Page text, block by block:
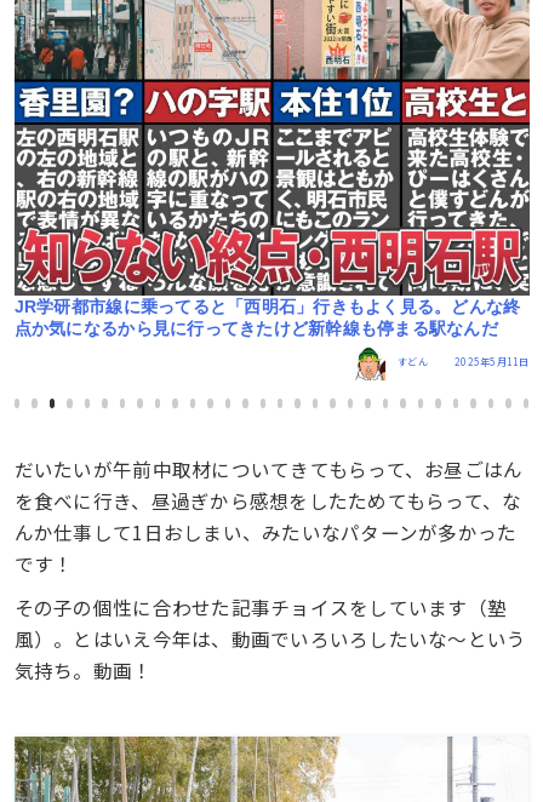
JR学研都市線に乗ってると「西明石」行きもよく見る。どんな終
点か気になるから見に行ってきたけど新幹線も停まる駅なんだ
すどん 2025年5月11日
だいたいが午前中取材についてきてもらって、お昼ごはん
を食べに行き、昼過ぎから感想をしたためてもらって、な
んか仕事して1日おしまい、みたいなパターンが多かった
です！
その子の個性に合わせた記事チョイスをしています（塾
風）。とはいえ今年は、動画でいろいろしたいな〜という
気持ち。動画！